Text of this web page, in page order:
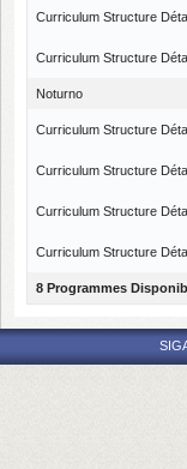
Curriculum Structure
Curriculum Structure
Noturno
Curriculum Structure
Curriculum Structure
Curriculum Structure
Curriculum Structure
8 Programmes